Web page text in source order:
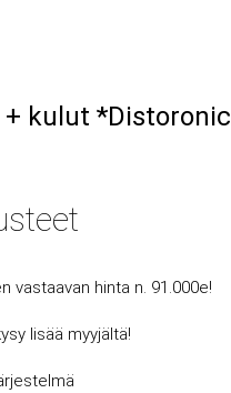
+ kulut *Distoronic
vastaavan hinta n. 91.000e!
lisää myyjältä!